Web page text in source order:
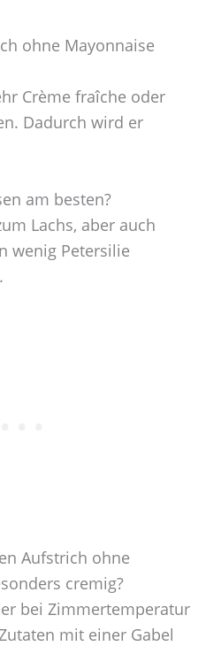
ohne Mayonnaise
Crème fraîche oder
Dadurch wird er
am besten?
Lachs, aber auch
wenig Petersilie
Aufstrich ohne
cremig?
bei Zimmertemperatur
mit einer Gabel